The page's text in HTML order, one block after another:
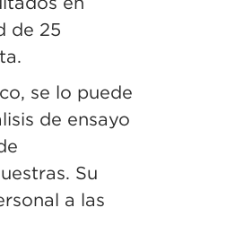
de 25
se lo puede
de ensayo
Su
a las